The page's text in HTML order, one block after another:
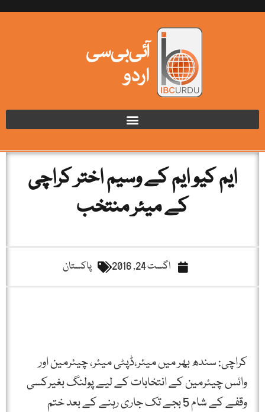
ایم کیو ایم کے وسیم اختر کراچی
کے میئر منتخب
اگست 24, 2016 پاکستان
کراچی: سندھ بھر میں میئر،ڈپٹی میئر، چیئرمین اور
وائس چیئرمین کے انتخابات کے لیے پولنگ بغیرکسی
وقفے کے شام 5 بجے تک جاری رہنے کے بعد ختم